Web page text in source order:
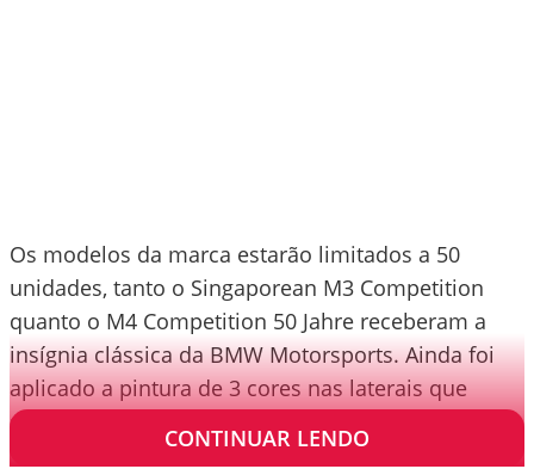
Os modelos da marca estarão limitados a 50
unidades, tanto o Singaporean M3 Competition
quanto o M4 Competition 50 Jahre receberam a
insígnia clássica da BMW Motorsports. Ainda foi
aplicado a pintura de 3 cores nas laterais que
garantem uma distinção das outras versões.
CONTINUAR LENDO